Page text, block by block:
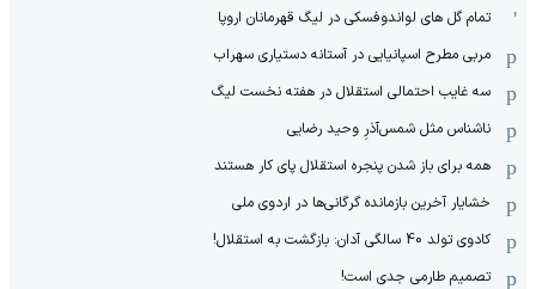
تمام گل های لواندوفسکی در لیگ قهرمانان اروپا
مربی مطرح اسپانیایی در آستانه دستیاری سهراب
سه غایب احتمالی استقلال در هفته نخست لیگ
ناشناس مثل شمس‌آذرِ وحید رضایی
همه برای باز شدن پنجره استقلال پای کار هستند
خشایار آخرین بازمانده گرگانی‌ها در اردوی ملی
کادوی تولد 40 سالگی آدان: بازگشت به استقلال!
تصمیم طارمی جدی است!